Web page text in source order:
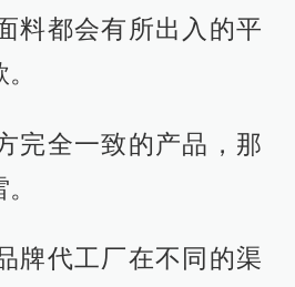
料都会有所出入的平
完全一致的产品，那
牌代工厂在不同的渠